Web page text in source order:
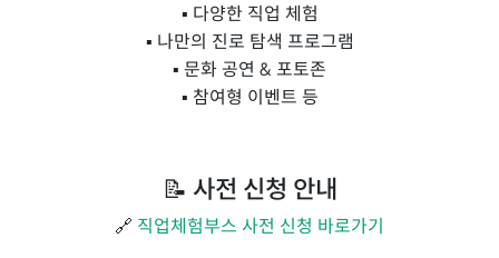
▪ 다양한 직업 체험
▪ 나만의 진로 탐색 프로그램
▪ 문화 공연 & 포토존
▪ 참여형 이벤트 등
📝 사전 신청 안내
🔗 직업체험부스 사전 신청 바로가기